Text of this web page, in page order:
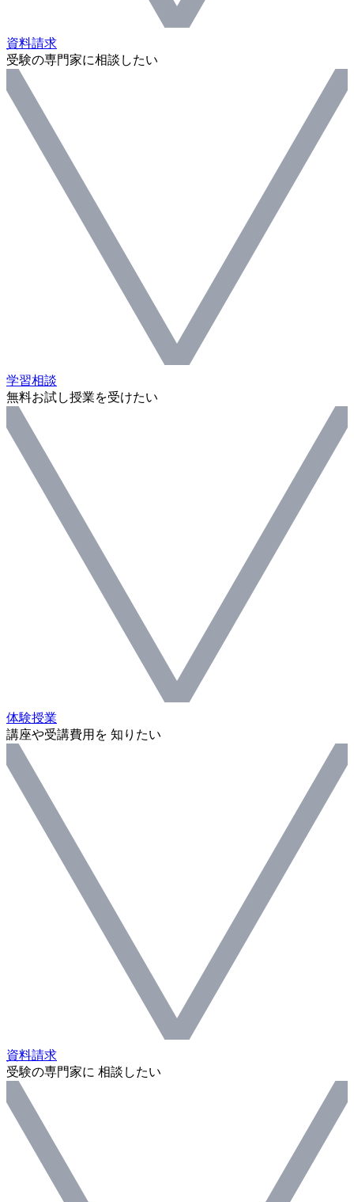
資料請求
受験の専門家に相談したい
学習相談
無料お試し授業を受けたい
体験授業
講座や受講費用を 知りたい
資料請求
受験の専門家に 相談したい